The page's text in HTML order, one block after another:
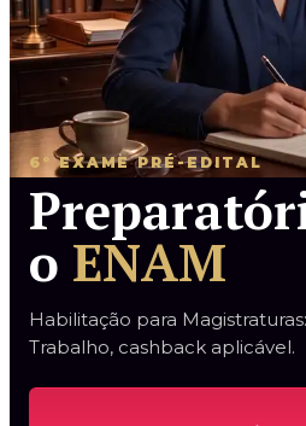
6º EXAME PRÉ-EDITAL
o ENAM
Habilitação para
Trabalho, cashback aplicável.